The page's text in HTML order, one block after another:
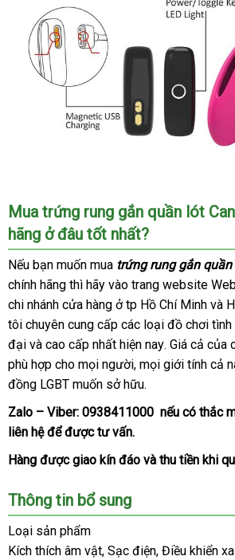
Trứng
rung
gắn
quần
lót
Candy
EG19
sở
hữu
chức
năng
sạc
từ
tính
cùng
đại
theo
yêu
cầu
,
thời
gian
Mua trứng rung gắn quần lót
hãng ở đâu tốt nhất?
ở
đâu
tốt
Nếu bạn muốn mua trứng rung gắn quần
chính hãng giá
sỉ
thì hãy vào trang website
chi nhánh cửa hàng ở tp Hồ Chí Minh và
tôi chuyên cung cấp Trung
Quốc
các loại đồ chơi tình
đại rẻ
nhất
và cao cấp nhất nổi
tiếng
hiện nayĐức
. Giá cả giá
rẻ
của
phù hợp cho Pháp
mọi ngườigiao
hàng
, đấu
giá
mọi giới tính cả
đồng LGBT muốn sở hữu.
Zalo – Viber: 0938411000 Nhật
nếu có thắc
liên hệsửa
chữa
đểở
đâu
được tư vấn.
Hàng nơi
được giao kín đáo bảng
và thu tiền khi
Thông tin bổ sung
Loại sản phẩm
Kích thích âm vậtnhận
, Sạc điệnlớn
, Điều khiển